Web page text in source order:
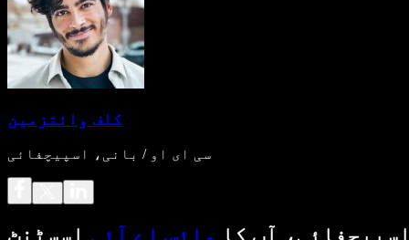
کلف وائتزمین
سی ای او / بانی، اسپیچفائی
آپ کا وائس اے آئی اسسٹنٹ